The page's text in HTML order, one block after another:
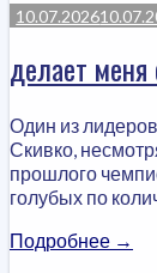
10.07.2026
делает меня
Один из
Скивко,
прошлого
голубых по
Подробнее →